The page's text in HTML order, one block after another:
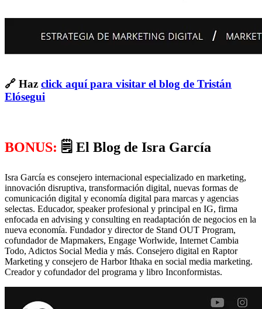
🔗 Haz click aquí para visitar el blog de Tristán
Elósegui
BONUS: 🗒 El Blog de Isra García
Isra García es consejero internacional especializado en marketing,
innovación disruptiva, transformación digital, nuevas formas de
comunicación digital y economía digital para marcas y agencias
selectas. Educador, speaker profesional y principal en IG, firma
enfocada en advising y consulting en readaptación de negocios en la
nueva economía. Fundador y director de Stand OUT Program,
cofundador de Mapmakers, Engage Worlwide, Internet Cambia
Todo, Adictos Social Media y más. Consejero digital en Raptor
Marketing y consejero de Harbor Ithaka en social media marketing.
Creador y cofundador del programa y libro Inconformistas.